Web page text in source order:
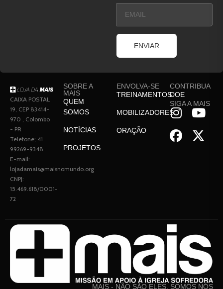
ENVIAR
CAIXA POSTAL
19, CEP 83414-
970 , Colombo
- PR
Telefone; 41
99269-9348
E-mail:
lojadamais@maisnomundo.org
CNPJ:
15.469.618/0001-
72
SOBRE A
MAIS
QUEM
SOMOS
NOTÍCIAS
PROJETOS
ENVOLVA-SE
TREINAMENTOS
MOBILIZADORES
ORAÇÃO
CONTRIBUA
DOE
SIGA A MAIS
MAIS - NÃO SÃO ELES, SOMOS NÓS